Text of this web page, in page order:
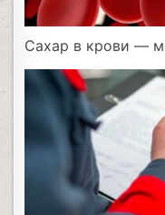
Сахар в крови —